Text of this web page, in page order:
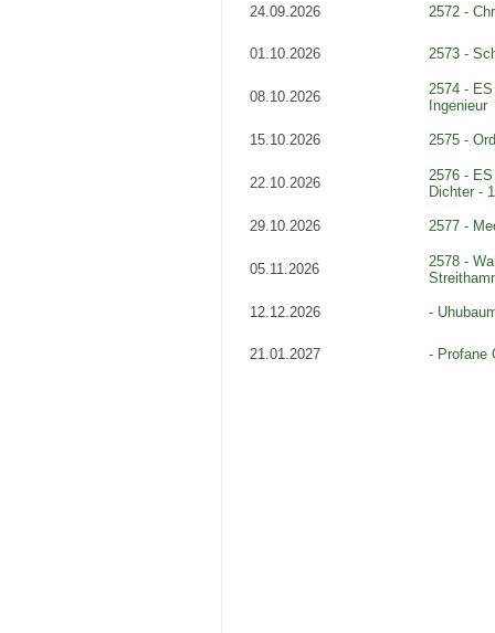
24.09.2026 2572 -
01.10.2026 2573 -
08.10.2026
2574 -
Ingenieur
15.10.2026 2575 -
22.10.2026
2576 -
Dichter -
29.10.2026 2577 -
05.11.2026
2578 -
12.12.2026 -
21.01.2027 - Profane